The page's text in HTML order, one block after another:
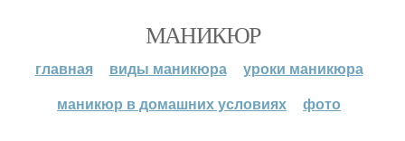
МАНИКЮР
главная виды маникюра
уроки маникюра
маникюр в домашних условиях
фото